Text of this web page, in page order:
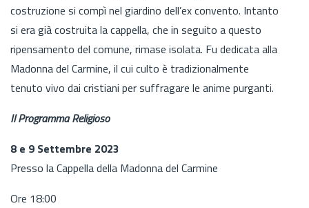
costruzione si compì nel giardino dell’ex convento. Intanto
si era già costruita la cappella, che in seguito a questo
ripensamento del comune, rimase isolata. Fu dedicata alla
Madonna del Carmine, il cui culto è tradizionalmente
tenuto vivo dai cristiani per suffragare le anime purganti.
Il Programma Religioso
8 e 9 Settembre 2023
Presso la Cappella della Madonna del Carmine
Ore 18:00